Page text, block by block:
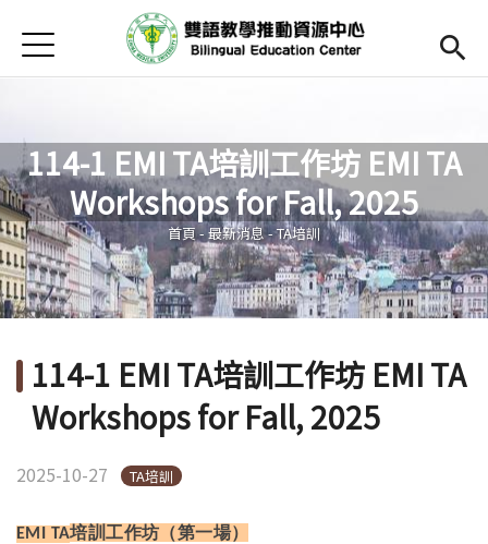
首頁
Open submenu (關於中心)
關於中心
最新消息
Open submenu (教師專區)
教師專區
Open submenu (學生專區)
學生專區
Open submenu (語文研習與活動)
語文研習與活動
English(link is external)
Jump to Navigation
Jump to Main content
114-1 EMI TA培訓工作坊 EMI TA
Workshops for Fall, 2025
您在這裡
首頁-最新消息- TA培訓
114-1 EMI TA培訓工作坊 EMI TA
Workshops for Fall, 2025
2025-10-27 TA培訓
EMI TA培訓工作坊（第一場）